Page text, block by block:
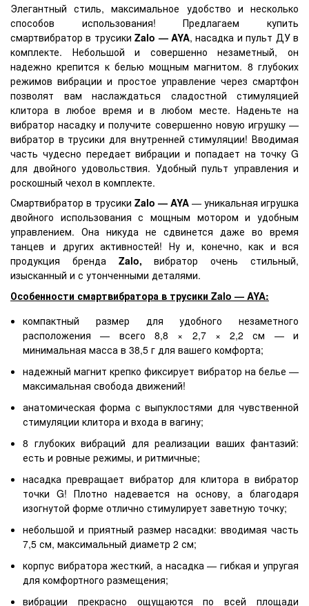
Элегантный стиль, максимальное удобство и несколько
способов использования! Предлагаем купить
смартвибратор в трусикиZalo — AYA, насадка и пульт ДУ в
комплекте. Небольшой и совершенно незаметный, он
надежно крепится к белью мощным магнитом. 8 глубоких
режимов вибрации и простое управление через смартфон
позволят вам наслаждаться сладостной стимуляцией
клитора в любое время и в любом месте. Наденьте на
вибратор насадку и получите совершенно новую игрушку —
вибратор в трусики для внутренней стимуляции! Вводимая
часть чудесно передает вибрации и попадает на точку G
для двойного удовольствия. Удобный пульт управления и
роскошный чехол в комплекте.
Смартвибратор в трусики Zalo — AYA — уникальная игрушка
двойного использования с мощным мотором и удобным
управлением. Она никуда не сдвинется даже во время
танцев и других активностей! Ну и, конечно, как и вся
продукция бренда Zalo, вибратор очень стильный,
изысканный и с утонченными деталями.
Особенности смартвибратора в трусики Zalo — AYA:
компактный размер для удобного незаметного
расположения — всего 8,8 × 2,7 × 2,2 см — и
минимальная масса в 38,5 г для вашего комфорта;
надежный магнит крепко фиксирует вибратор на белье —
максимальная свобода движений!
анатомическая форма с выпуклостями для чувственной
стимуляции клитора и входа в вагину;
8 глубоких вибраций для реализации ваших фантазий:
есть и ровные режимы, и ритмичные;
насадка превращает вибратор для клитора в вибратор
точки G! Плотно надевается на основу, а благодаря
изогнутой форме отлично стимулирует заветную точку;
небольшой и приятный размер насадки: вводимая часть
7,5 см, максимальный диаметр 2 см;
корпус вибратора жесткий, а насадка — гибкая и упругая
для комфортного размещения;
вибрации прекрасно ощущаются по всей площади